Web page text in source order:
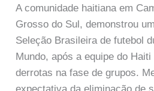
A comunidade haitiana em
Grosso do Sul, demonstrou
Seleção Brasileira de futebol
Mundo, após a equipe do
derrotas na fase de grupos.
expectativa da eliminação de